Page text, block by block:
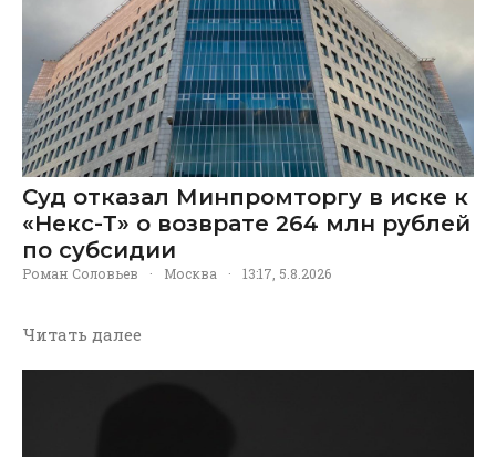
Суд отказал Минпромторгу в иске к
«Некс-Т» о возврате 264 млн рублей
по субсидии
Роман Соловьев · Москва · 13:17, 5.8.2026
Читать далее